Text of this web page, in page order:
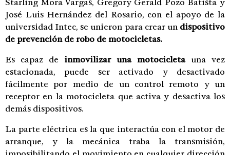
Starling Mora Vargas, Gregory Gerald Pozo Batista y
José Luis Hernández del Rosario, con el apoyo de la
universidad Intec, se unieron para crear un dispositivo
de prevención de robo de motocicletas.
Es capaz de inmovilizar una motocicleta una vez
estacionada, puede ser activado y desactivado
fácilmente por medio de un control remoto y un
receptor en la motocicleta que activa y desactiva los
demás dispositivos.
La parte eléctrica es la que interactúa con el motor de
arranque, y la mecánica traba la transmisión,